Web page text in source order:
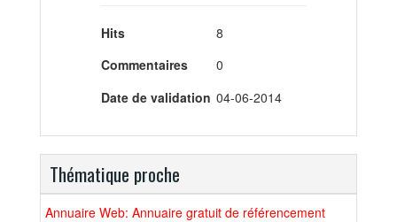
Hits
8
Commentaires
0
Date de validation 04-06-2014
Thématique proche
Annuaire Web: Annuaire gratuit de référencement